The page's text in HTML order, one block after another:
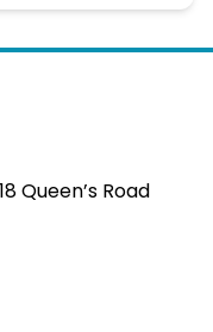
Queen’s Road